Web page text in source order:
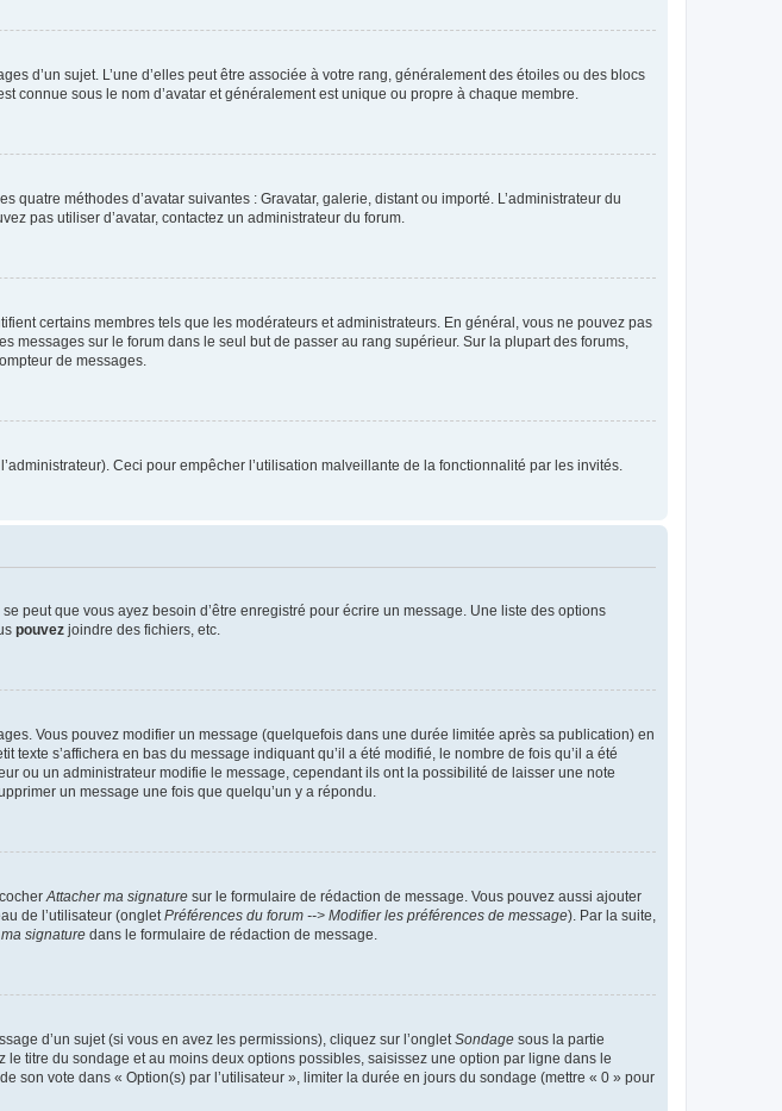
d’un sujet. L’une d’elles peut être associée à votre rang, généralement des étoiles ou des blocs
sous le nom d’avatar et généralement est unique ou propre à chaque membre.
méthodes d’avatar suivantes : Gravatar, galerie, distant ou importé. L’administrateur du
pas utiliser d’avatar, contactez un administrateur du forum.
certains membres tels que les modérateurs et administrateurs. En général, vous ne pouvez pas
messages sur le forum dans le seul but de passer au rang supérieur. Sur la plupart des forums,
de messages.
Ceci pour empêcher l’utilisation malveillante de la fonctionnalité par les invités.
peut que vous ayez besoin d’être enregistré pour écrire un message. Une liste des options
pouvez joindre des fichiers, etc.
Vous pouvez modifier un message (quelquefois dans une durée limitée après sa publication) en
s’affichera en bas du message indiquant qu’il a été modifié, le nombre de fois qu’il a été
ou un administrateur modifie le message, cependant ils ont la possibilité de laisser une note
un message une fois que quelqu’un y a répondu.
Attacher ma signature sur le formulaire de rédaction de message. Vous pouvez aussi ajouter
de l’utilisateur (onglet Préférences du forum --> Modifier les préférences de message). Par la suite,
signature dans le formulaire de rédaction de message.
d’un sujet (si vous en avez les permissions), cliquez sur l’onglet Sondage sous la partie
titre du sondage et au moins deux options possibles, saisissez une option par ligne dans le
son vote dans « Option(s) par l’utilisateur », limiter la durée en jours du sondage (mettre « 0 » pour